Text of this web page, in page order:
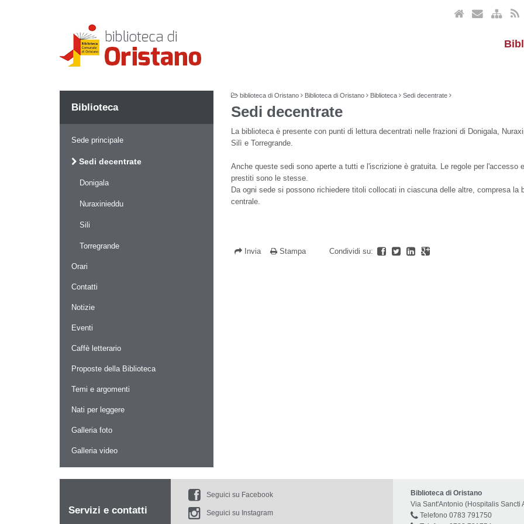
Biblioteca
Sede principale
Sedi decentrate
Donigala
Nuraxinieddu
Sili
Torregrande
Orari
Contatti
Notizie
Eventi
Caffè letterario
Proposte della Biblioteca
Temi e argomenti
Nati per leggere
Galleria foto
Galleria video
biblioteca di Oristano Biblioteca di Oristano Biblioteca Sedi decentrate
Sedi decentrate
La biblioteca è presente con punti di lettura decentrati nelle frazioni di Donigala,
Silì e Torregrande.
Anche queste sedi sono aperte a tutti e l'iscrizione è gratuita. Le regole per l'accesso
prestiti sono le stesse.
Da ogni sede si possono richiedere titoli collocati in ciascuna delle altre, compresa la
centrale.
Invia Stampa Condividi su:
Servizi e contatti
Seguici su Facebook
Seguici su Instagram
Biblioteca di Oristano
Via Sant'Antonio (Hospitalis Sancti
Telefono 0783 791750